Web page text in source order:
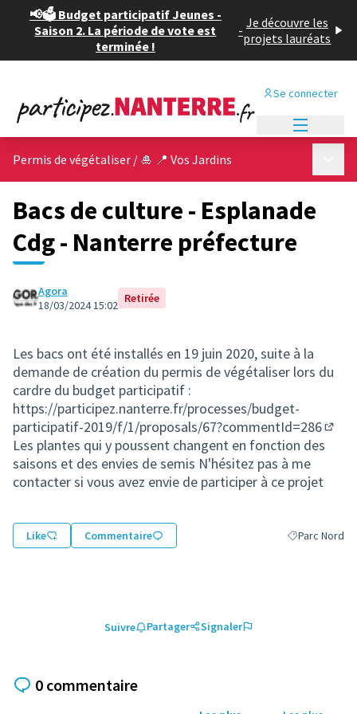
📢🗳️ Budget participatif Jeunes -
Saison 2. La période de vote est
terminée !
- Je découvre les
projets lauréats
Se connecter
Permis de végétaliser / 🎍 📍 Vos Jardins
Bacs de culture - Esplanade
Cdg - Nanterre préfecture
Agora
18/03/2024 15:02 Retirée
Les bacs ont été installés en 19 juin 2020, suite à la
demande de création du permis de végétaliser lors du
cardre du budget participatif :
https://participez.nanterre.fr/processes/budget-
participatif-2019/f/1/proposals/67?commentId=286
Les plantes qui y poussent changent en fonction des
saisons et des envies de semis N'hésitez pas à me
contacter si vous avez envie de participer à ce projet
Like Commentaire Filtrer les
Parc Nord
Suivre Partager Signaler
0 commentaire